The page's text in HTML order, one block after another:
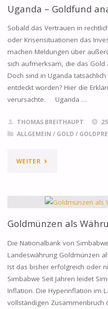
DEN
OSTEN
ÜBERLASTET
LOGISTIK"
Uganda – Goldfund
Sobald das Vertrauen in
oder Krisensituationen das
machen Meldungen über
sich aufmerksam, die das Gold
Doch sind in Uganda
entdeckt worden? Hier die
verursachte. Uganda …
THOMAS BREITHAUPT
ALLGEMEIN / GOLD /
WEITER"UGANDA
GOLDFUND
ANALYSIERT"
Goldmünzen als
Die Nationalbank von
Landeswährung Goldmünzen
Ist das bisher erfolgreich oder
Simbabwe Seit Jahren leidet
Inflation. Die Hyperinflation im
vollständigen Zusammenbruch